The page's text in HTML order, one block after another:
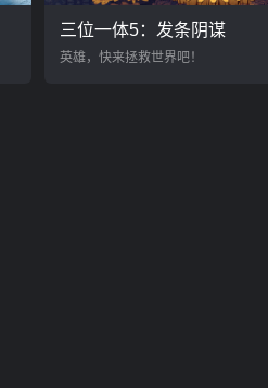
三位一体5：发条阴谋
英雄，快来拯救世界吧！